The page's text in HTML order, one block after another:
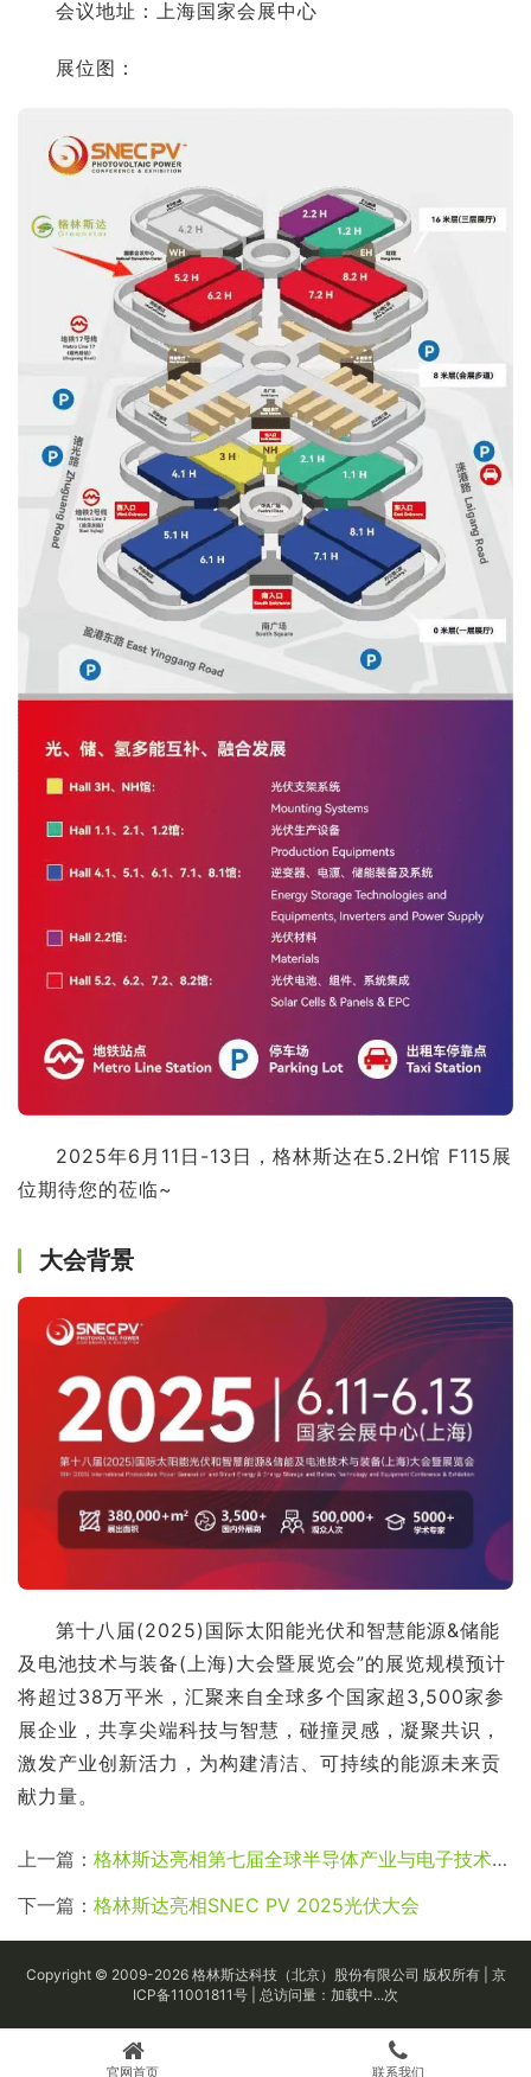
会议地址：上海国家会展中心
展位图：
2025年6月11日-13日，格林斯达在5.2H馆 F115展
位期待您的莅临~
大会背景
第十八届(2025)国际太阳能光伏和智慧能源&储能
及电池技术与装备(上海)大会暨展览会”的展览规模预计
将超过38万平米，汇聚来自全球多个国家超3,500家参
展企业，共享尖端科技与智慧，碰撞灵感，凝聚共识，
激发产业创新活力，为构建清洁、可持续的能源未来贡
献力量。
上一篇： 格林斯达亮相第七届全球半导体产业与电子技术（重庆）博览会
下一篇： 格林斯达亮相SNEC PV 2025光伏大会
Copyright © 2009-2026格林斯达科技（北京）股份有限公司 版权所有 | 京
ICP备11001811号 | 总访问量： 加载中...次
官网首页 联系我们